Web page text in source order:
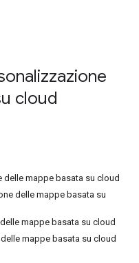
cloud
delle mappe basata su cloud
delle mappe basata su
mappe basata su cloud
mappe basata su cloud